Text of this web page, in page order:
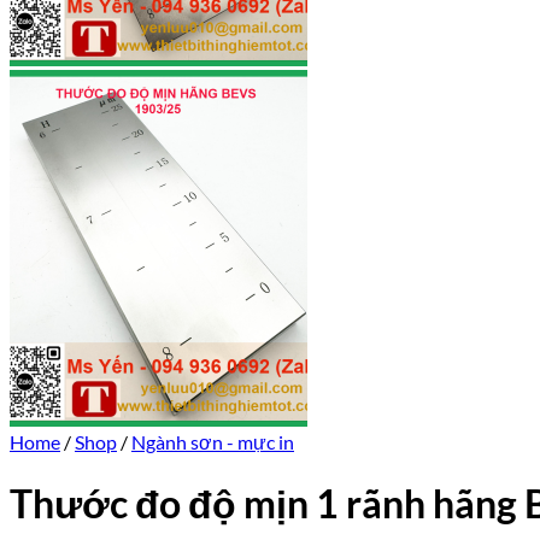
Home /Shop / Ngành sơn - mực in
Thước đo độ mịn 1 rãnh hãng